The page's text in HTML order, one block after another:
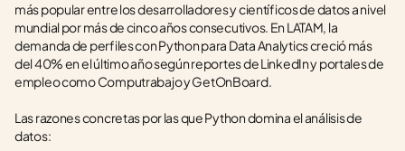
más popular entre los desarrolladores y científicos de datos a nivel
mundial por más de cinco años consecutivos. En LATAM, la
demanda de perfiles con Python para Data Analytics creció más
del 40% en el último año según reportes de LinkedIn y portales de
empleo como Computrabajo y GetOnBoard.
Las razones concretas por las que Python domina el análisis de
datos: